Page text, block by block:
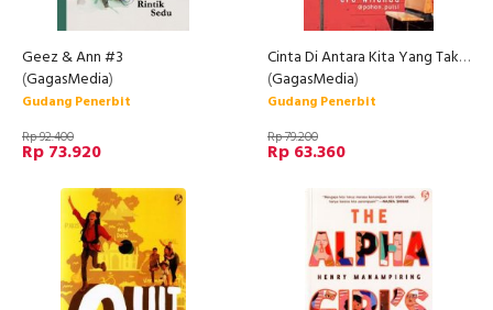
Geez & Ann #3
(GagasMedia)
Gudang Penerbit
Rp 92.400
Rp 73.920
Cinta Di Antara Kita Yang Tak Pandai Bicara
(GagasMedia)
Gudang Penerbit
Rp 79.200
Rp 63.360